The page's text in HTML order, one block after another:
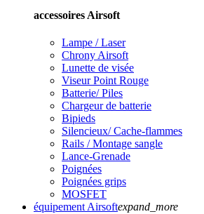
accessoires Airsoft
Lampe / Laser
Chrony Airsoft
Lunette de visée
Viseur Point Rouge
Batterie/ Piles
Chargeur de batterie
Bipieds
Silencieux/ Cache-flammes
Rails / Montage sangle
Lance-Grenade
Poignées
Poignées grips
MOSFET
équipement Airsoftexpand_more